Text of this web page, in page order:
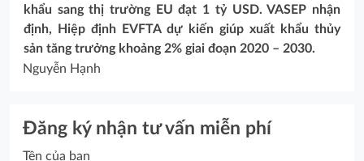
khẩu sang thị trường EU đạt 1 tỷ USD. VASEP nhận
định, Hiệp định EVFTA dự kiến giúp xuất khẩu thủy
sản tăng trưởng khoảng 2% giai đoạn 2020 – 2030.
Nguyễn Hạnh
Đăng ký nhận tư vấn miễn phí
Tên của bạn